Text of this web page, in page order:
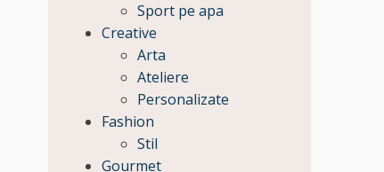
Sport pe apa
Creative
Arta
Ateliere
Personalizate
Fashion
Stil
Gourmet